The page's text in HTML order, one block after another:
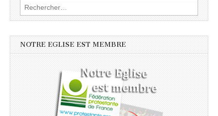
Rechercher :
NOTRE EGLISE EST MEMBRE